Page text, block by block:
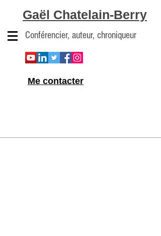
Gaël Chatelain-Berry
Conférencier, auteur, chroniqueur
Me contacter